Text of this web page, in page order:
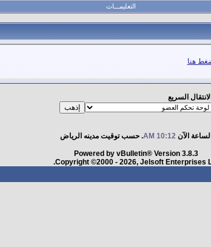
التعليمـــات
هنا
الانتقال السريع
الساعة الآن10:12 AM . حسب توقيت مدينه الرياض
Powered by vBulletin® Version 3.8.3
Copyright ©2000 - 2026, Jelsoft Enterprises